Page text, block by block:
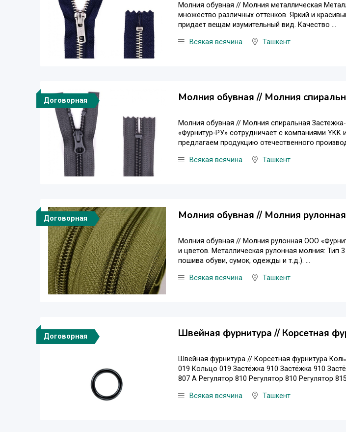
Молния обувная // Молния металлическая
множество различных оттенков. Яркий и
придает вещам изумительный вид. Качество ...
Всякая всячина Ташкент
Договорная Молния обувная // Молния
Молния обувная // Молния спиральная
«Фурнитур-РУ» сотрудничает с компаниями
предлагаем продукцию отечественного
Всякая всячина Ташкент
Договорная Молния обувная // Молния рулонная
Молния обувная // Молния рулонная ООО
и цветов. Металлическая рулонная молния: Тип
пошива обуви, сумок, одежды и т.д.). ...
Всякая всячина Ташкент
Договорная Швейная фурнитура // Корсетная
Швейная фурнитура // Корсетная фурнитура
019 Кольцо 019 Застёжка 910 Застёжка 910
807 А Регулятор 810 Регулятор 810 Регулятор
Всякая всячина Ташкент